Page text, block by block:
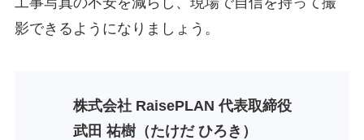
影できるようになりましょう。
株式会社 RaisePLAN 代表取締役
武田 祐樹（たけだ ひろき）